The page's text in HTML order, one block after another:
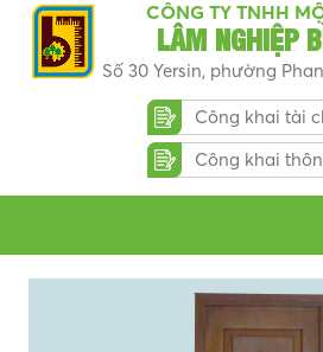
CÔNG TY TNHH
LÂM NGHIỆP
Số 30 Yersin, phường
Công khai tài
Công khai